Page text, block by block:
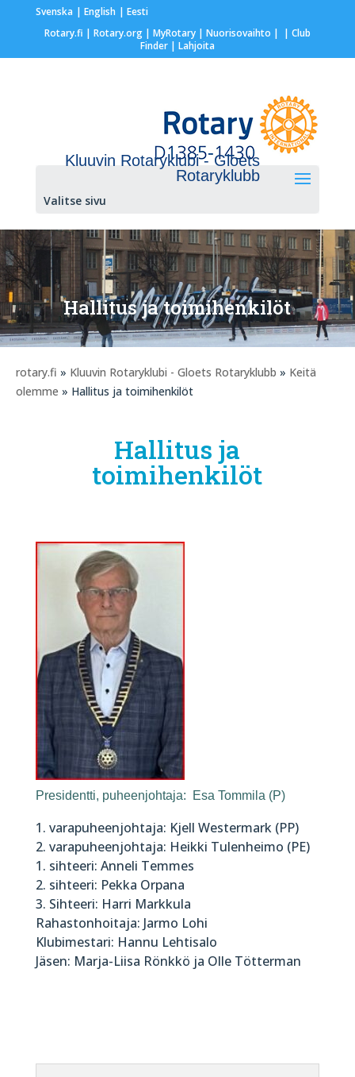
Svenska English
Eesti
Rotary.fi | Rotary.org| MyRotary | Nuorisovaihto | | Club
Finder| Lahjoita
Kluuvin Rotaryklubi - Gloets
Rotaryklubb
Valitse sivu
Hallitus ja toimihenkilöt
rotary.fi » Kluuvin Rotaryklubi - Gloets Rotaryklubb » Keitä
olemme » Hallitus ja toimihenkilöt
Hallitus ja
toimihenkilöt
Presidentti, puheenjohtaja: Esa Tommila (P)
1. varapuheenjohtaja: Kjell Westermark (PP)
2. varapuheenjohtaja: Heikki Tulenheimo (PE)
1. sihteeri: Anneli Temmes
2. sihteeri: Pekka Orpana
3. Sihteeri: Harri Markkula
Rahastonhoitaja: Jarmo Lohi
Klubimestari: Hannu Lehtisalo
Jäsen: Marja-Liisa Rönkkö ja Olle Tötterman